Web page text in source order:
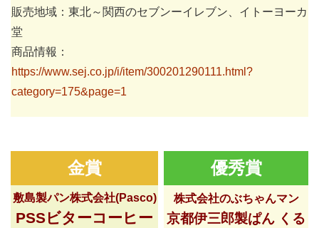
販売地域：東北～関西のセブンーイレブン、イトーヨーカ
堂
商品情報：
https://www.sej.co.jp/i/item/300201290111.html?
category=175&page=1
金賞 優秀賞
敷島製パン株式会社(Pasco)
PSSビターコーヒー
株式会社のぶちゃんマン
京都伊三郎製ぱん くる